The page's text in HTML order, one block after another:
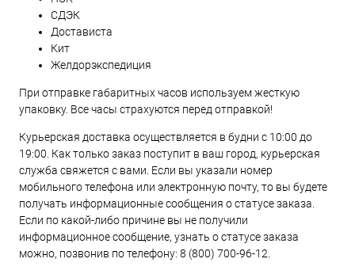
СДЭК
Достависта
Кит
Желдорэкспедиция
При отправке габаритных часов используем жесткую
упаковку. Все часы страхуются перед отправкой!
Курьерская доставка осуществляется в будни с 10:00 до
19:00. Как только заказ поступит в ваш город, курьерская
служба свяжется с вами. Если вы указали номер
мобильного телефона или электронную почту, то вы будете
получать информационные сообщения о статусе заказа.
Если по какой-либо причине вы не получили
информационное сообщение, узнать о статусе заказа
можно, позвонив по телефону: 8 (800) 700-96-12.